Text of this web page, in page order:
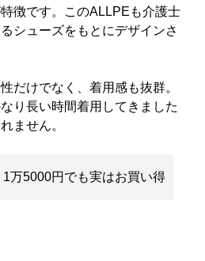
徴です。このALLPEも介護士
シューズをもとにデザインさ
だけでなく、着用感も抜群。
り長い時間着用してきました
ません。
1万5000円でも実はお買い得